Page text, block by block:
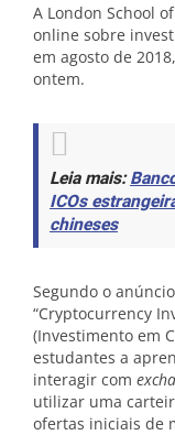
A London School
online sobre
em agosto de
ontem.
Leia mais:
ICOs
chineses
Segundo o
“Cryptocurrency
(Investimento em
estudantes a
interagir com
utilizar uma
ofertas iniciais de